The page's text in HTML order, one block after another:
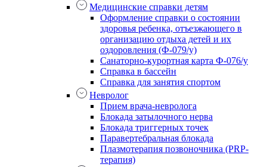
Медицинские справки детям
Оформление справки о состоянии
здоровья ребенка, отъезжающего в
организацию отдыха детей и их
оздоровления (Ф-079/у)
Санаторно-курортная карта Ф-076/у
Справка в бассейн
Справка для занятия спортом
Невролог
Прием врача-невролога
Блокада затылочного нерва
Блокада триггерных точек
Паравертебральная блокада
Плазмотерапия позвоночника (PRP-
терапия)